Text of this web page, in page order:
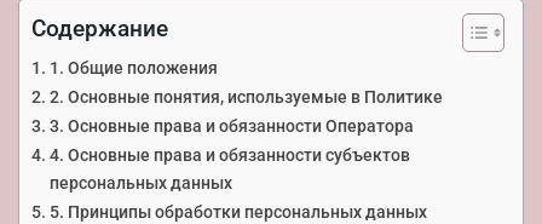
Содержание
1. Общие положения
2. Основные понятия, используемые в Политике
3. Основные права и обязанности Оператора
4. Основные права и обязанности субъектов
персональных данных
5. Принципы обработки персональных данных